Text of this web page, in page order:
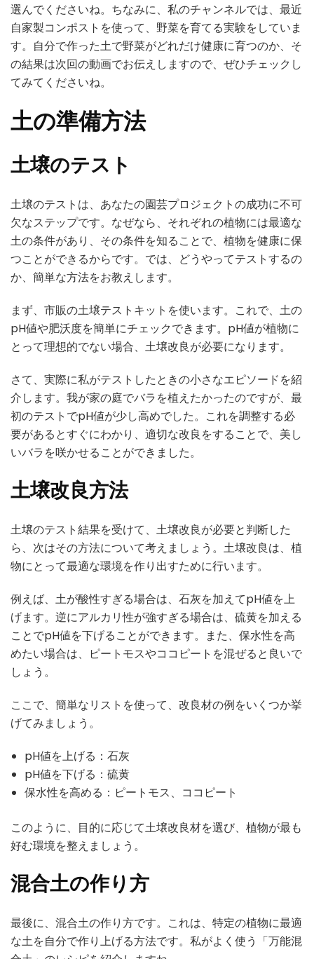
選んでくださいね。ちなみに、私のチャンネルでは、最近
自家製コンポストを使って、野菜を育てる実験をしていま
す。自分で作った土で野菜がどれだけ健康に育つのか、そ
の結果は次回の動画でお伝えしますので、ぜひチェックし
てみてくださいね。
土の準備方法
土壌のテスト
土壌のテストは、あなたの園芸プロジェクトの成功に不可
欠なステップです。なぜなら、それぞれの植物には最適な
土の条件があり、その条件を知ることで、植物を健康に保
つことができるからです。では、どうやってテストするの
か、簡単な方法をお教えします。
まず、市販の土壌テストキットを使います。これで、土の
pH値や肥沃度を簡単にチェックできます。pH値が植物に
とって理想的でない場合、土壌改良が必要になります。
さて、実際に私がテストしたときの小さなエピソードを紹
介します。我が家の庭でバラを植えたかったのですが、最
初のテストでpH値が少し高めでした。これを調整する必
要があるとすぐにわかり、適切な改良をすることで、美し
いバラを咲かせることができました。
土壌改良方法
土壌のテスト結果を受けて、土壌改良が必要と判断した
ら、次はその方法について考えましょう。土壌改良は、植
物にとって最適な環境を作り出すために行います。
例えば、土が酸性すぎる場合は、石灰を加えてpH値を上
げます。逆にアルカリ性が強すぎる場合は、硫黄を加える
ことでpH値を下げることができます。また、保水性を高
めたい場合は、ピートモスやココピートを混ぜると良いで
しょう。
ここで、簡単なリストを使って、改良材の例をいくつか挙
げてみましょう。
pH値を上げる：石灰
pH値を下げる：硫黄
保水性を高める：ピートモス、ココピート
このように、目的に応じて土壌改良材を選び、植物が最も
好む環境を整えましょう。
混合土の作り方
最後に、混合土の作り方です。これは、特定の植物に最適
な土を自分で作り上げる方法です。私がよく使う「万能混